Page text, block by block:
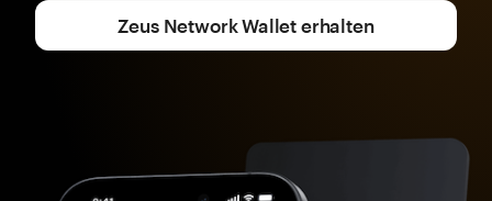
Zeus Network Wallet erhalten